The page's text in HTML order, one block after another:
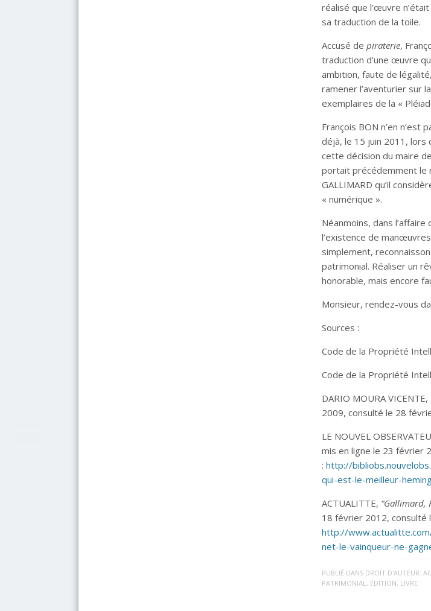
réalisé que l’œuvre
sa traduction de la toile.
Accusé de piraterie,
traduction d’une œuvre
ambition, faute de
ramener l’aventurier sur
exemplaires de la «
François BON n’en n’est
déjà, le 15 juin 2011, lors
cette décision du maire
portait précédemment le
GALLIMARD qu’il
« numérique ».
Néanmoins, dans
l’existence de
simplement,
patrimonial. Réaliser un
honorable, mais encore
Monsieur, rendez-vous
Sources :
Code de la Propriété
Code de la Propriété
DARIO MOURA VICENTE,
2009, consulté le 28
LE NOUVEL
mis en ligne le 23 février
: http://
qui-est-le-meilleur-
ACTUALITTE, “Gallimard,
18 février 2012, consulté
http://
net-le-vainqueur-ne-
PUBLIÉ DANS DROIT D'AUTEUR:
PATRIMONIAL , ÉDITION, LIVRE